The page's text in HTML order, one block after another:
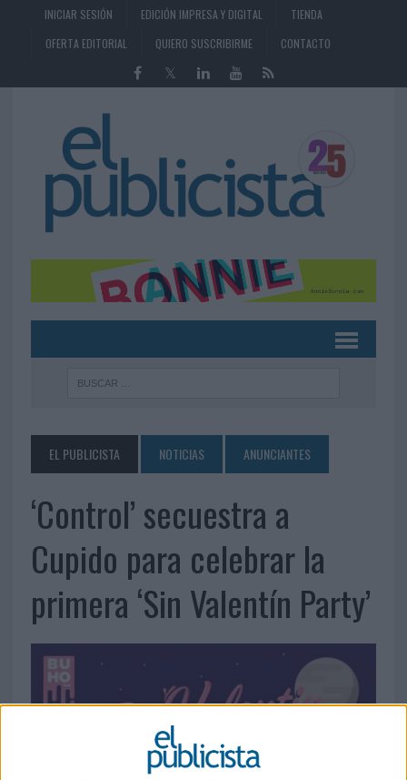
INICIAR SESIÓN EDICIÓN IMPRESA Y DIGITAL
TIENDA
OFERTA EDITORIAL
QUIERO SUSCRIBIRME CONTACTO
EL PUBLICISTA NOTICIAS ANUNCIANTES
‘Control’ secuestra a
Cupido para celebrar la
primera ‘Sin Valentín Party’